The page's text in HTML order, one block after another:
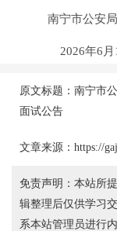
南宁市公安局
2026年6月
原文标题：南宁市
面试公告
文章来源：https://
免责声明：本站所
辑整理后仅供学习
系本站管理员进行